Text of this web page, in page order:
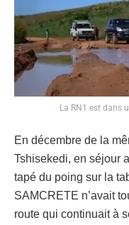
La RN1 est dans
En décembre de la
Tshisekedi, en séjour
tapé du poing sur la
SAMCRETE n’avait
route qui continuait à